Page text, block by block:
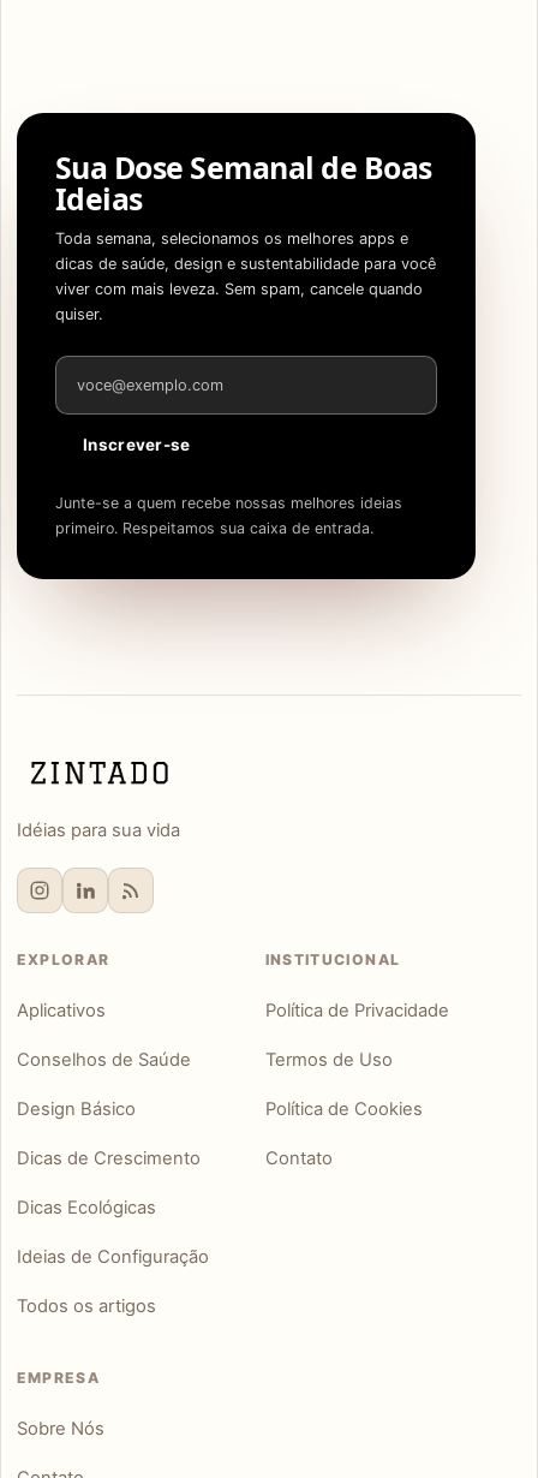
Sua Dose Semanal de Boas
Ideias
Toda semana, selecionamos os melhores apps e
dicas de saúde, design e sustentabilidade para você
viver com mais leveza. Sem spam, cancele quando
quiser.
Endereço de e-mail
Inscrever-se
Junte-se a quem recebe nossas melhores ideias
primeiro. Respeitamos sua caixa de entrada.
Idéias para sua vida
EXPLORAR
Aplicativos
Conselhos de Saúde
Design Básico
Dicas de Crescimento
Dicas Ecológicas
Ideias de Configuração
Todos os artigos
INSTITUCIONAL
Política de Privacidade
Termos de Uso
Política de Cookies
Contato
EMPRESA
Sobre Nós